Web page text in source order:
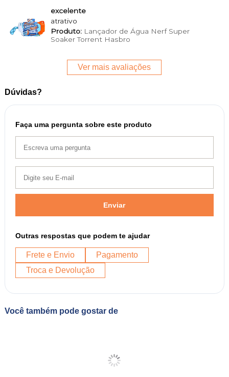
excelente
atrativo
Produto:Lançador de Água Nerf Super
Soaker Torrent Hasbro
Ver mais avaliações
Dúvidas?
Faça uma pergunta sobre este produto
Enviar
Outras respostas que podem te ajudar
Frete e Envio
Pagamento
Troca e Devolução
Você também pode gostar de